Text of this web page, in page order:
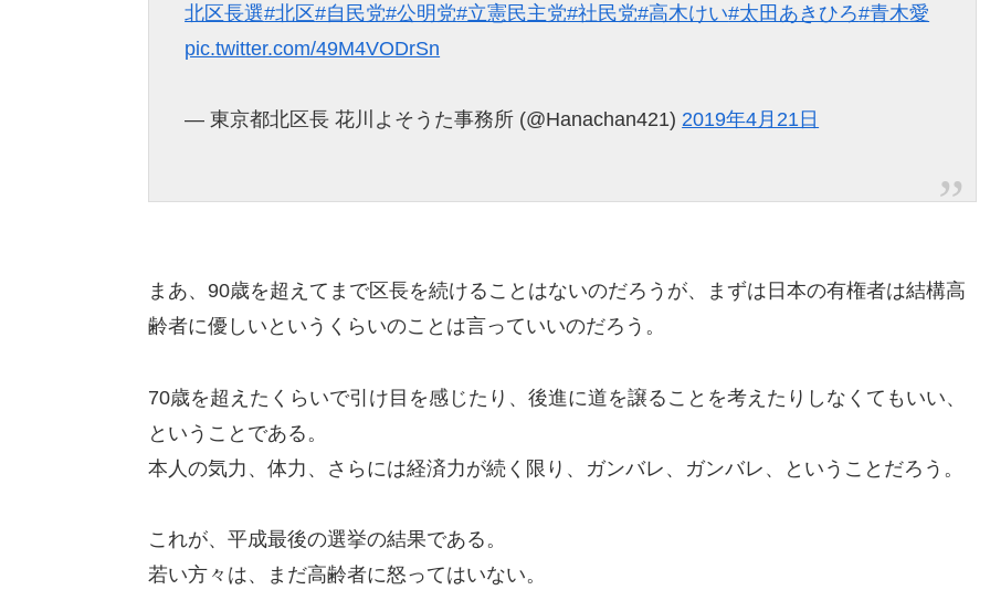
北区長選#北区#自民党#公明党#立憲民主党#社民党#高木けい#太田あきひろ#青木愛
pic.twitter.com/49M4VODrSn
— 東京都北区長 花川よそうた事務所 (@Hanachan421) 2019年4月21日
まあ、90歳を超えてまで区長を続けることはないのだろうが、まずは日本の有権者は結構高
齢者に優しいというくらいのことは言っていいのだろう。
70歳を超えたくらいで引け目を感じたり、後進に道を譲ることを考えたりしなくてもいい、
ということである。
本人の気力、体力、さらには経済力が続く限り、ガンバレ、ガンバレ、ということだろう。
これが、平成最後の選挙の結果である。
若い方々は、まだ高齢者に怒ってはいない。